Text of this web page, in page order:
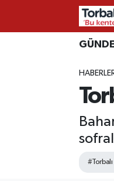
#Torbalı
İzmir Nöbetçi
İzmir Hava
İzmir Namaz
İzmir Trafik
Süper Lig Puan